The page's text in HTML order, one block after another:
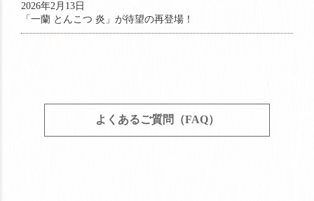
2026年2月13日
「一蘭 とんこつ 炎」が待望の再登場！
よくあるご質問（FAQ）